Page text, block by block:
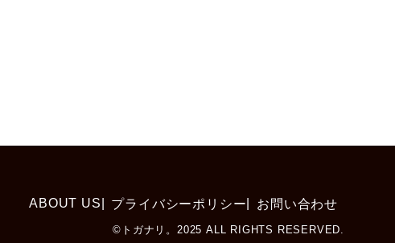
ABOUT US プライバシーポリシー お問い合わせ
©トガナリ。2025 ALL RIGHTS RESERVED.